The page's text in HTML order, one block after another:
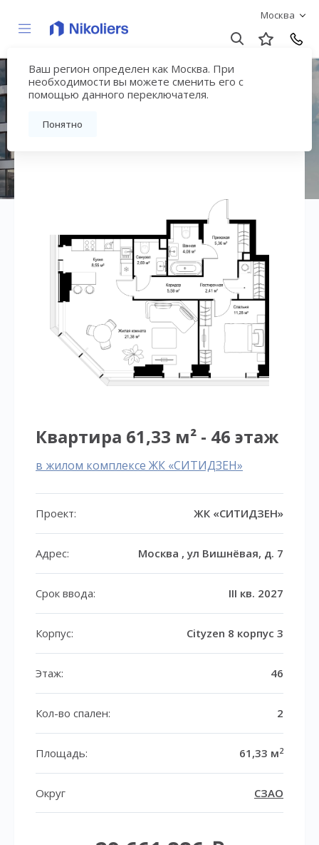
Москва
Ваш регион определен как Москва. При
необходимости вы можете сменить его с
помощью данного переключателя.
Понятно
ЖК «СИТИДЗЕН»
Вернуться на страницу жилого комплекса
Квартира 61,33 м² - 46 этаж
в жилом комплексе ЖК «СИТИДЗЕН»
Проект: ЖК «СИТИДЗЕН»
Адрес: Москва , ул Вишнёвая, д. 7
Срок ввода: III кв. 2027
Корпус: Cityzen 8 корпус 3
Этаж: 46
Кол-во спален: 2
Площадь: 61,33 м2
Округ СЗАО